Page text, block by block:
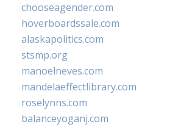
chooseagender.com
hoverboardssale.com
alaskapolitics.com
stsmp.org
manoelneves.com
mandelaeffectlibrary.com
roselynns.com
balanceyoganj.com